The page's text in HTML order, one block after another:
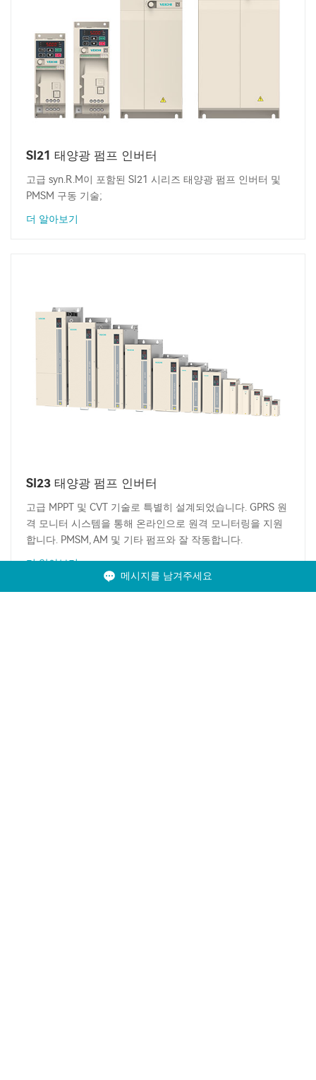
SI21 태양광 펌프 인버터
고급 syn.R.M이 포함된 SI21 시리즈 태양광 펌프 인버터 및
PMSM 구동 기술;
더 알아보기
SI23 태양광 펌프 인버터
고급 MPPT 및 CVT 기술로 특별히 설계되었습니다. GPRS 원
격 모니터 시스템을 통해 온라인으로 원격 모니터링을 지원
합니다. PMSM, AM 및 기타 펌프와 잘 작동합니다.
더 알아보기
메시지를 남겨주세요